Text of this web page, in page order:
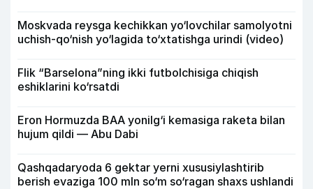
Moskvada reysga kechikkan yo‘lovchilar samolyotni
uchish-qo‘nish yo‘lagida to‘xtatishga urindi (video)
Flik “Barselona”ning ikki futbolchisiga chiqish
eshiklarini ko‘rsatdi
Eron Hormuzda BAA yonilg‘i kemasiga raketa bilan
hujum qildi — Abu Dabi
Qashqadaryoda 6 gektar yerni xususiylashtirib
berish evaziga 100 mln so‘m so‘ragan shaxs ushlandi